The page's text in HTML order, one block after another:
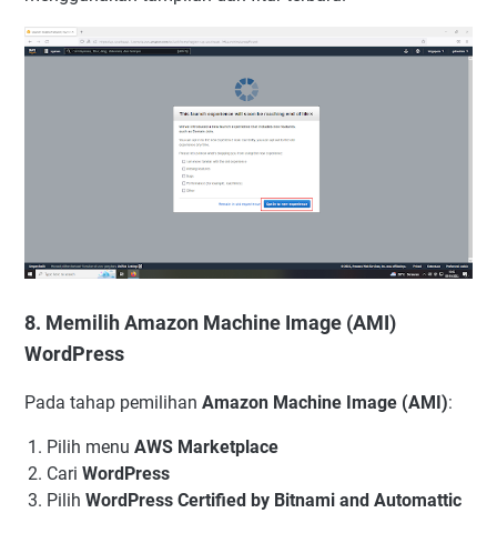
8. Memilih Amazon Machine Image (AMI)
WordPress
Pada tahap pemilihan Amazon Machine Image (AMI):
Pilih menu AWS Marketplace
Cari WordPress
Pilih WordPress Certified by Bitnami and Automattic